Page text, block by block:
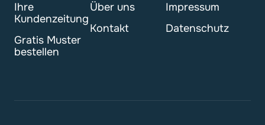
Ihre
Kundenzeitung
Gratis Muster
bestellen
Über uns
Kontakt
Impressum
Datenschutz